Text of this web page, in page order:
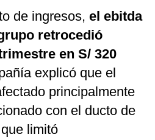
de ingresos, el ebitda
retrocedió
en S/ 320
explicó que el
principalmente
con el ducto de
limitó